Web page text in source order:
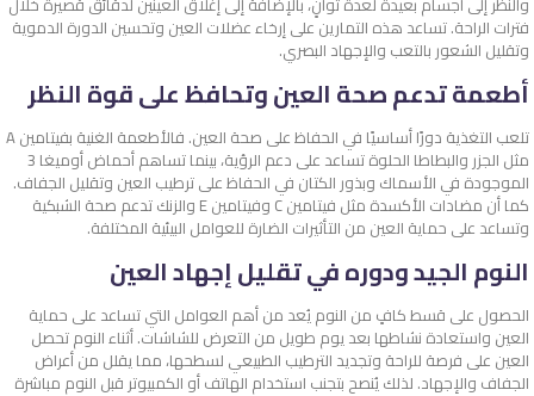
فترات الراحة. تساعد هذه التمارين على إرخاء عضلات العين وتحسين الدورة الدموية
وتقليل الشعور بالتعب والإجهاد البصري.
أطعمة تدعم صحة العين وتحافظ على قوة النظر
تلعب التغذية دورًا أساسيًا في الحفاظ على صحة العين. فالأطعمة الغنية بفيتامين A
مثل الجزر والبطاطا الحلوة تساعد على دعم الرؤية، بينما تساهم أحماض أوميغا 3
الموجودة في الأسماك وبذور الكتان في الحفاظ على ترطيب العين وتقليل الجفاف.
كما أن مضادات الأكسدة مثل فيتامين C وفيتامين E والزنك تدعم صحة الشبكية
وتساعد على حماية العين من التأثيرات الضارة للعوامل البيئية المختلفة.
النوم الجيد ودوره في تقليل إجهاد العين
الحصول على قسط كافٍ من النوم يُعد من أهم العوامل التي تساعد على حماية
العين واستعادة نشاطها بعد يوم طويل من التعرض للشاشات. أثناء النوم تحصل
العين على فرصة للراحة وتجديد الترطيب الطبيعي لسطحها، مما يقلل من أعراض
الجفاف والإجهاد. لذلك يُنصح بتجنب استخدام الهاتف أو الكمبيوتر قبل النوم مباشرة